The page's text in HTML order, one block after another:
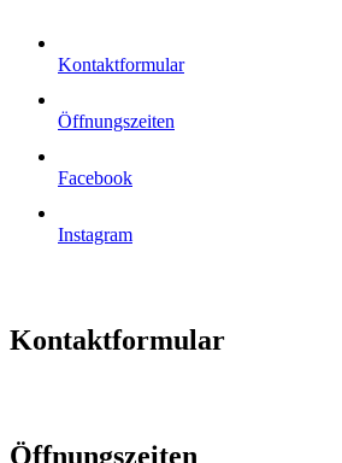
Kontaktformular
Öffnungszeiten
Facebook
Instagram
Kontaktformular
Öffnungszeiten